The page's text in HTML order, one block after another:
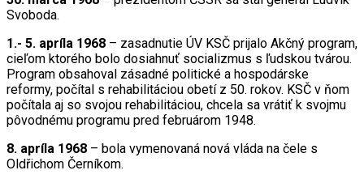
Svoboda.
1.- 5. apríla 1968 – zasadnutie ÚV KSČ prijalo Akčný program,
cieľom ktorého bolo dosiahnuť socializmus s ľudskou tvárou.
Program obsahoval zásadné politické a hospodárske
reformy, počítal s rehabilitáciou obetí z 50. rokov. KSČ v ňom
počítala aj so svojou rehabilitáciou, chcela sa vrátiť k svojmu
pôvodnému programu pred februárom 1948.
8. apríla 1968 – bola vymenovaná nová vláda na čele s
Oldřichom Černíkom.